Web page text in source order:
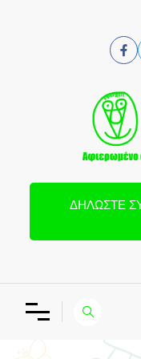
ΔΗΛΏΣΤΕ